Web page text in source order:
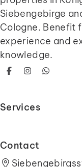
Siebengebirge
Cologne. Benefit
experience and
knowledge.
Facebook
InstagramWhatsApp
Services
Contact